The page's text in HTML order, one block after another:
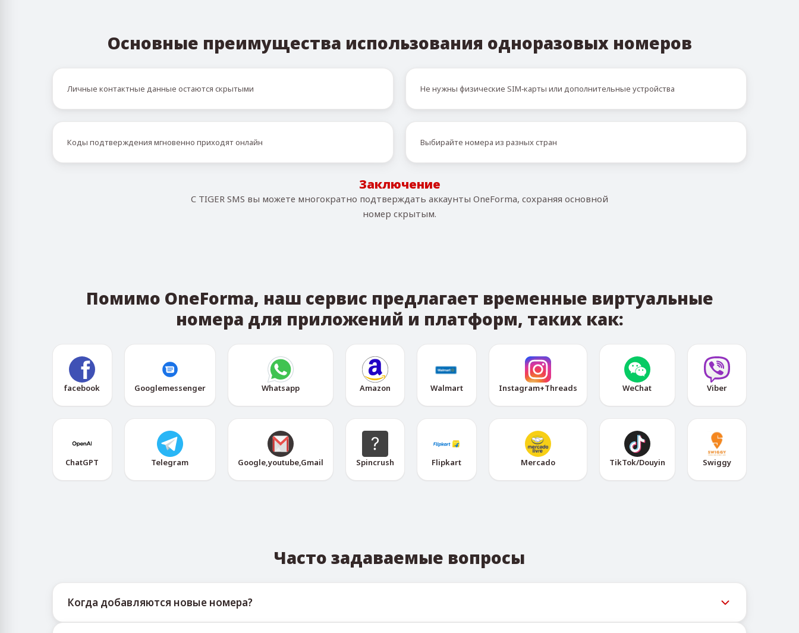
Основные преимущества использования одноразовых номеров
Личные контактные данные остаются скрытыми Не нужны физические SIM‑карты или дополнительные устройства
Коды подтверждения мгновенно приходят онлайн Выбирайте номера из разных стран
Заключение
С TIGER SMS вы можете многократно подтверждать аккаунты OneForma, сохраняя основной
номер скрытым.
Помимо OneForma, наш сервис предлагает временные виртуальные
номера для приложений и платформ, таких как:
facebook Googlemessenger Whatsapp Amazon Walmart Instagram+Threads WeChat Viber
ChatGPT Telegram Google,youtube,Gmail Spincrush Flipkart Mercado TikTok/Douyin Swiggy
Часто задаваемые вопросы
Когда добавляются новые номера?